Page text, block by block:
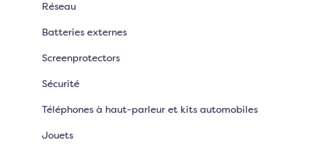
Réseau
Batteries externes
Screenprotectors
Sécurité
Téléphones à haut-parleur et kits automobiles
Jouets